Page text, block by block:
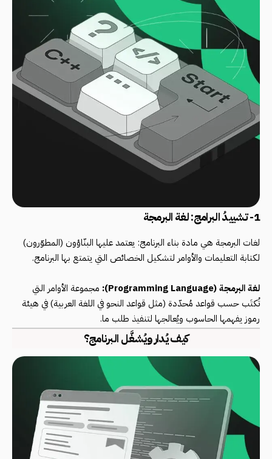
1- تشييدُ البرامج: لغة البرمجة
لغات البرمجة هي مادة بناء البرنامج: يعتمد عليها البنّاؤون (المطوّرون)
لكتابة التعليمات والأوامر لتشكيل الخصائص التي يتمتع بها البرنامج.
لغة البرمجة (Programming Language):
مجموعة الأوامر التي
تُكتَب حسب قواعد مُحدّدة (مثل قواعد النحو في اللغة العربية) في هيئة
رموز يفهمها الحاسوب ويُعالجها لتنفيذ طلب ما.
كيف يُدار ويُشغَّل البرنامج؟